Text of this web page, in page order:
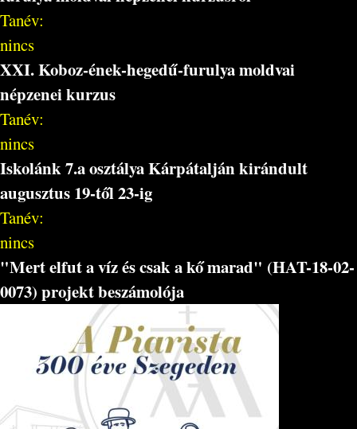
Tanév:
nincs
XXI. Koboz-ének-hegedű-furulya moldvai
népzenei kurzus
Tanév:
nincs
Iskolánk 7.a osztálya Kárpátalján kirándult
augusztus 19-től 23-ig
Tanév:
nincs
"Mert elfut a víz és csak a kő marad" (HAT-18-02-
0073) projekt beszámolója